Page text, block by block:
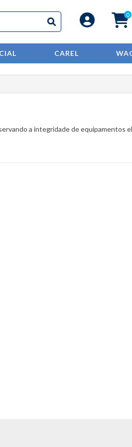
0
CAREL
a integridade de equipamentos